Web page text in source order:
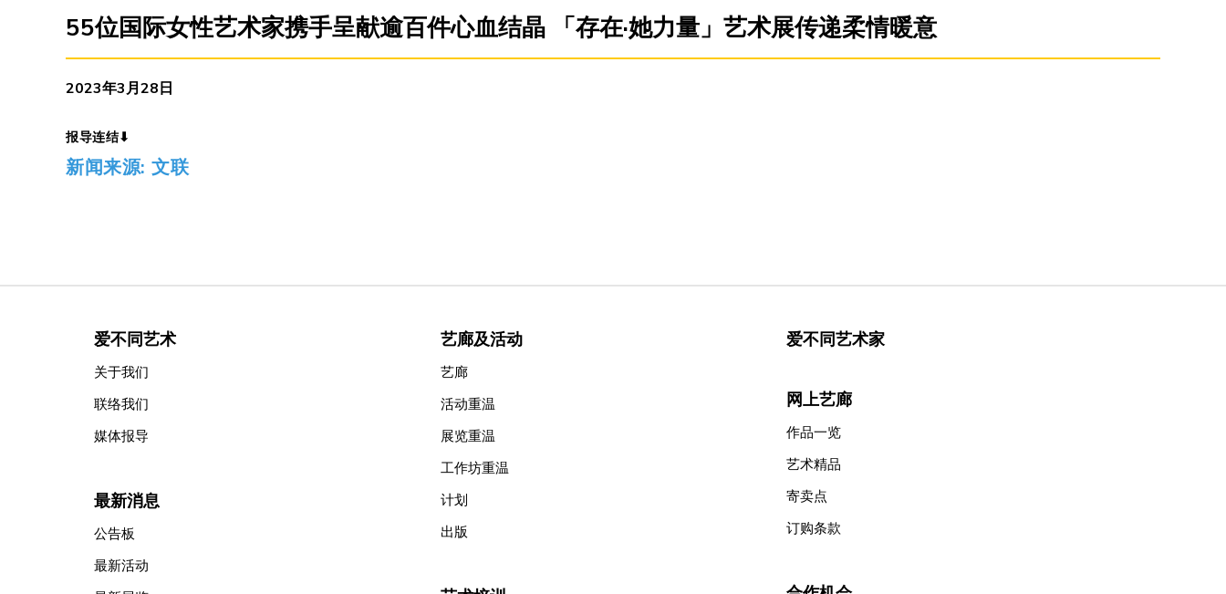
55位国际女性艺术家携手呈献逾百件心血结晶 「存在·她力量」艺术展传递柔情暖意
2023年3月28日
报导连结⬇
新闻来源: 文联
爱不同艺术
关于我们
联络我们
媒体报导
最新消息
公告板
最新活动
艺廊及活动
艺廊
活动重温
展览重温
工作坊重温
计划
出版
爱不同艺术家
网上艺廊
作品一览
艺术精品
寄卖点
订购条款